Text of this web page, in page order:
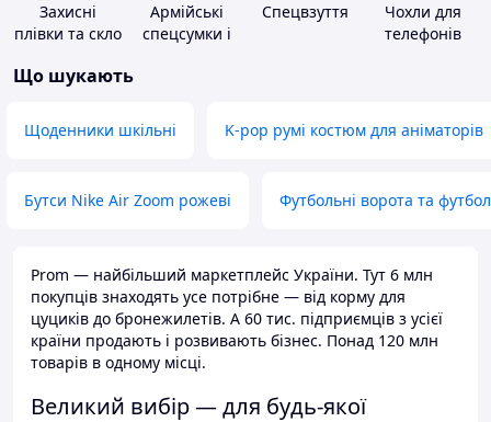
Захисні
плівки та скло
портативних
Армійські
спецсумки і
Спецвзуття
Чохли для
телефонів
Що шукають
Щоденники шкільні K-pop румі костюм для аніматорів
Бутси Nike Air Zoom рожеві Футбольні ворота та
Prom — найбільший маркетплейс України. Тут 6 млн
покупців знаходять усе потрібне — від корму для
цуциків до бронежилетів. А 60 тис. підприємців з усієї
країни продають і розвивають бізнес. Понад 120 млн
товарів в одному місці.
Великий вибір — для будь-якої